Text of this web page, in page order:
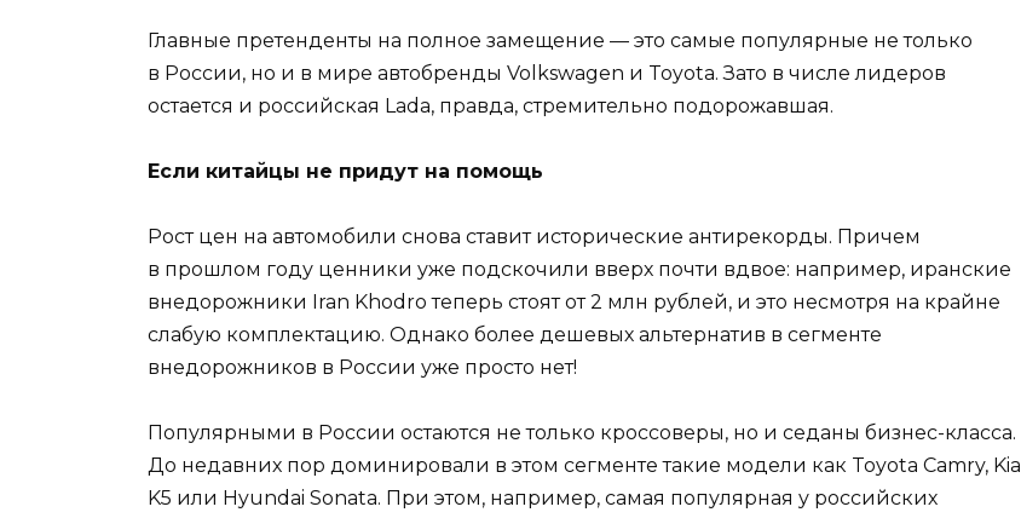
Главные претенденты на полное замещение — это самые популярные не только
в России, но и в мире автобренды Volkswagen и Toyota. Зато в числе лидеров
остается и российская Lada, правда, стремительно подорожавшая.
Если китайцы не придут на помощь
Рост цен на автомобили снова ставит исторические антирекорды. Причем
в прошлом году ценники уже подскочили вверх почти вдвое: например, иранские
внедорожники Iran Khodro теперь стоят от 2 млн рублей, и это несмотря на крайне
слабую комплектацию. Однако более дешевых альтернатив в сегменте
внедорожников в России уже просто нет!
Популярными в России остаются не только кроссоверы, но и седаны бизнес-класса.
До недавних пор доминировали в этом сегменте такие модели как Toyota Camry, Kia
K5 или Hyundai Sonata. При этом, например, самая популярная у российских